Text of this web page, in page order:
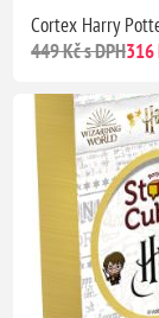
Cortex Harry
449 Kč s DPH316